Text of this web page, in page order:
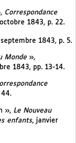
Correspondance
1843, p. 22.
septembre 1843, p. 5.
Monde»,
1843, pp. 13-14.
44.
», Le Nouveau
enfants, janvier